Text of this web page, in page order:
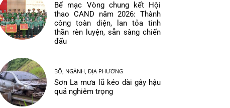
Bế mạc Vòng chung kết Hội
thao CAND năm 2026: Thành
công toàn diện, lan tỏa tinh
thần rèn luyện, sẵn sàng chiến
đấu
BỘ, NGÀNH, ĐỊA PHƯƠNG
Sơn La mưa lũ kéo dài gây hậu
quả nghiêm trọng